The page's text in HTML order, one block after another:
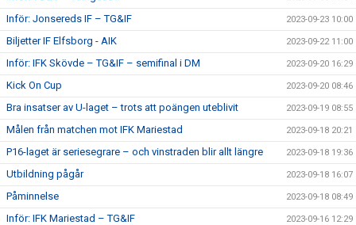
Inför: Jonsereds IF – TG&IF 2023-09-23 10:00
Biljetter IF Elfsborg - AIK 2023-09-22 11:00
Inför: IFK Skövde – TG&IF – semifinal i DM 2023-09-20 16:29
Kick On Cup 2023-09-20 08:46
Bra insatser av U-laget – trots att poängen uteblivit 2023-09-19 08:55
Målen från matchen mot IFK Mariestad 2023-09-18 20:21
P16-laget är seriesegrare – och vinstraden blir allt längre 2023-09-18 19:36
Utbildning pågår 2023-09-18 16:07
Påminnelse 2023-09-18 08:49
Inför: IFK Mariestad – TG&IF 2023-09-16 12:29